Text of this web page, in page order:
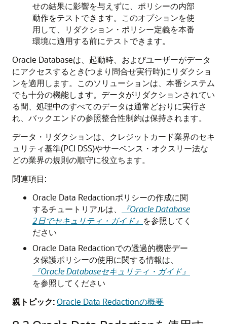
せの結果に影響を与えずに、ポリシーの内部
動作をテストできます。このオプションを使
用して、リダクション・ポリシー定義を本番
環境に適用する前にテストできます。
Oracle Databaseは、起動時、およびユーザーがデータ
にアクセスするとき(つまり問合せ実行時)にリダクショ
ンを適用します。このソリューションは、本番システム
でも十分の機能します。データがリダクションされてい
る間、処理中のすべてのデータは通常どおりに実行さ
れ、バックエンドの参照整合性制約は保持されます。
データ・リダクションは、クレジットカード業界のセキ
ュリティ基準(PCI DSS)やサーベンス・オクスリー法な
どの業界の規則の順守に役立ちます。
関連項目:
Oracle Data Redactionポリシーの作成に関
するチュートリアルは、
『Oracle Database
2日でセキュリティ・ガイド』 を参照してく
ださい
Oracle Data Redactionでの透過的機密デー
タ保護ポリシーの使用に関する情報は、
『Oracle Databaseセキュリティ・ガイド』
を参照してください
親トピック:Oracle Data Redactionの概要